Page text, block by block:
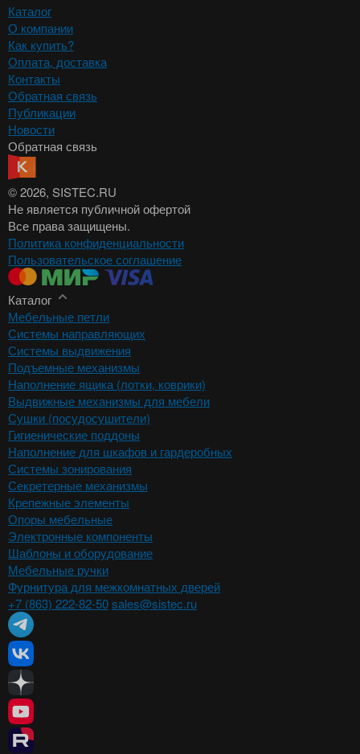
Каталог
О компании
Как купить?
Оплата, доставка
Контакты
Обратная связь
Публикации
Новости
Обратная связь
© 2026, SISTEC.RU
Не является публичной офертой
Все права защищены.
Политика конфиденциальности
Пользовательское соглашение
Каталог
Мебельные петли
Системы направляющих
Системы выдвижения
Подъемные механизмы
Наполнение ящика (лотки, коврики)
Выдвижные механизмы для мебели
Сушки (посудосушители)
Гигиенические поддоны
Наполнение для шкафов и гардеробных
Системы зонирования
Секретерные механизмы
Крепежные элементы
Опоры мебельные
Электронные компоненты
Шаблоны и оборудование
Мебельные ручки
Фурнитура для межкомнатных дверей
+7 (863) 222-82-50sales@sistec.ru